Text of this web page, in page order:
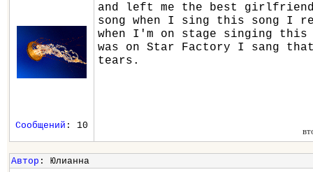
and left me the best
song when I sing this song I
when I'm on stage singing
was on Star Factory I sang
tears.
Сообщений : 10
Автор : Юлианна